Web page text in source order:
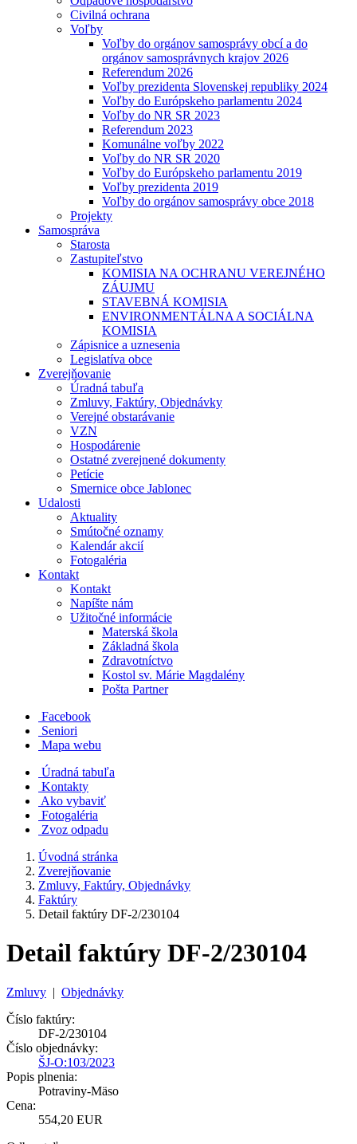
Civilná ochrana
Voľby
Voľby do orgánov samosprávy obcí a do
orgánov samosprávnych krajov 2026
Referendum 2026
Voľby prezidenta Slovenskej republiky 2024
Voľby do Európskeho parlamentu 2024
Voľby do NR SR 2023
Referendum 2023
Komunálne voľby 2022
Voľby do NR SR 2020
Voľby do Európskeho parlamentu 2019
Voľby prezidenta 2019
Voľby do orgánov samosprávy obce 2018
Projekty
Samospráva
Starosta
Zastupiteľstvo
KOMISIA NA OCHRANU VEREJNÉHO
ZÁUJMU
STAVEBNÁ KOMISIA
ENVIRONMENTÁLNA A SOCIÁLNA
KOMISIA
Zápisnice a uznesenia
Legislatíva obce
Zverejňovanie
Úradná tabuľa
Zmluvy, Faktúry, Objednávky
Verejné obstarávanie
VZN
Hospodárenie
Ostatné zverejnené dokumenty
Petície
Smernice obce Jablonec
Udalosti
Aktuality
Smútočné oznamy
Kalendár akcií
Fotogaléria
Kontakt
Kontakt
Napíšte nám
Užitočné informácie
Materská škola
Základná škola
Zdravotníctvo
Kostol sv. Márie Magdalény
Pošta Partner
Facebook
Seniori
Mapa webu
Úradná tabuľa
Kontakty
Ako vybaviť
Fotogaléria
Zvoz odpadu
Úvodná stránka
Zverejňovanie
Zmluvy, Faktúry, Objednávky
Faktúry
Detail faktúry DF-2/230104
Detail faktúry DF-2/230104
Zmluvy | Objednávky
Číslo faktúry:
DF-2/230104
Číslo objednávky:
ŠJ-O:103/2023
Popis plnenia:
Potraviny-Mäso
Cena:
554,20 EUR